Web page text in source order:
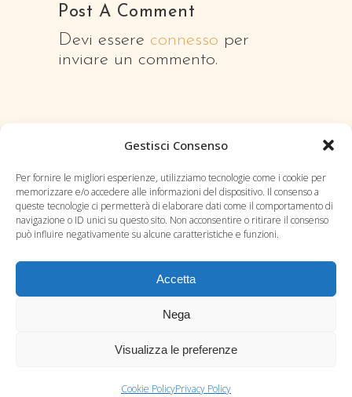
Gestisci Consenso
Per fornire le migliori esperienze, utilizziamo tecnologie come i cookie per
memorizzare e/o accedere alle informazioni del dispositivo. Il consenso a
queste tecnologie ci permetterà di elaborare dati come il comportamento di
navigazione o ID unici su questo sito. Non acconsentire o ritirare il consenso
può influire negativamente su alcune caratteristiche e funzioni.
Accetta
Nega
Visualizza le preferenze
Cookie PolicyPrivacy Policy
Post A Comment
Devi essere connesso per
inviare un commento.
Blog
Privacy Policy
Cookie Policy (UE)